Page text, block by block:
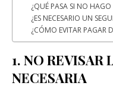
¿QUÉ PASA SI NO
¿ES NECESARIO UN
¿CÓMO EVITAR PAGAR
1. NO REVISAR
NECESARIA